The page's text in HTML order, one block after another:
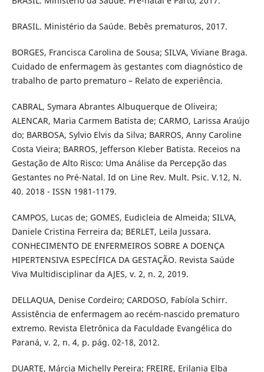
BRASIL. Ministério da Saúde. Bebês prematuros, 2017.
BORGES, Francisca Carolina de Sousa; SILVA, Viviane Braga.
Cuidado de enfermagem às gestantes com diagnóstico de
trabalho de parto prematuro – Relato de experiência.
CABRAL, Symara Abrantes Albuquerque de Oliveira;
ALENCAR, Maria Carmem Batista de; CARMO, Larissa Araújo
do; BARBOSA, Sylvio Elvis da Silva; BARROS, Anny Caroline
Costa Vieira; BARROS, Jefferson Kleber Batista. Receios na
Gestação de Alto Risco: Uma Análise da Percepção das
Gestantes no Pré-Natal. Id on Line Rev. Mult. Psic. V.12, N.
40. 2018 - ISSN 1981-1179.
CAMPOS, Lucas de; GOMES, Eudicleia de Almeida; SILVA,
Daniele Cristina Ferreira da; BERLET, Leila Jussara.
CONHECIMENTO DE ENFERMEIROS SOBRE A DOENÇA
HIPERTENSIVA ESPECÍFICA DA GESTAÇÃO. Revista Saúde
Viva Multidisciplinar da AJES, v. 2, n. 2, 2019.
DELLAQUA, Denise Cordeiro; CARDOSO, Fabíola Schirr.
Assistência de enfermagem ao recém-nascido prematuro
extremo. Revista Eletrônica da Faculdade Evangélica do
Paraná, v. 2, n. 4, p. pág. 02-18, 2012.
DUARTE, Márcia Michelly Pereira; FREIRE, Erilania Elba